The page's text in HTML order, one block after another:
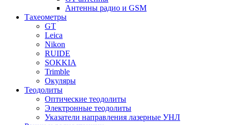
Антенны радио и GSM
Тахеометры
GT
Leica
Nikon
RUIDE
SOKKIA
Trimble
Окуляры
Теодолиты
Оптические теодолиты
Электронные теодолиты
Указатели направления лазерные УНЛ